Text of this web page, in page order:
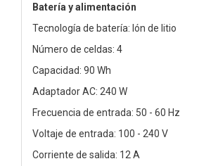
Batería y alimentación
Tecnología de batería: Ión de litio
Número de celdas: 4
Capacidad: 90 Wh
Adaptador AC: 240 W
Frecuencia de entrada: 50 - 60 Hz
Voltaje de entrada: 100 - 240 V
Corriente de salida: 12 A